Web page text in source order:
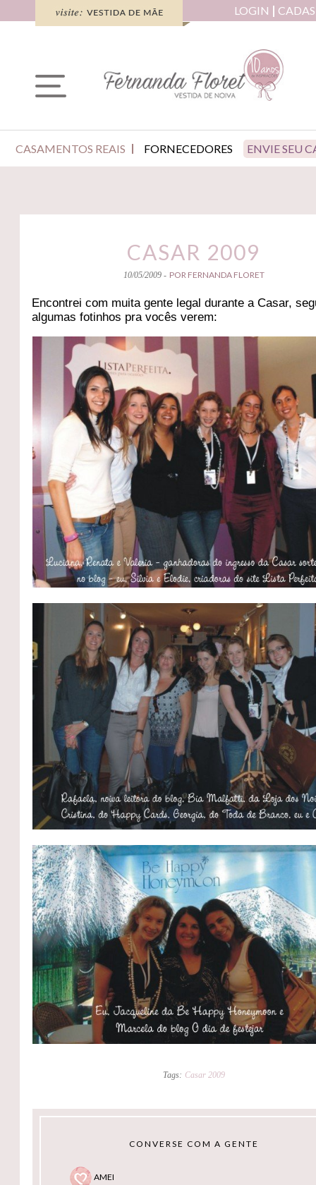
LOGIN
CASAMENTOS REAIS FORNECEDORES ENVIE SEU
CASAR 2009
10/05/2009 - POR FERNANDA FLORET
Encontrei com muita gente legal durante a Casar,
algumas fotinhos pra vocês verem:
Tags: Casar 2009
CONVERSE COM A GENTE
AMEI